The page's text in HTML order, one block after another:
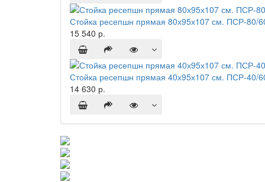
Стойка ресепшн прямая 80х95х107 см. ПСР-80/
15 540 р.
Стойка ресепшн прямая 40х95х107 см. ПСР-40/
14 630 р.